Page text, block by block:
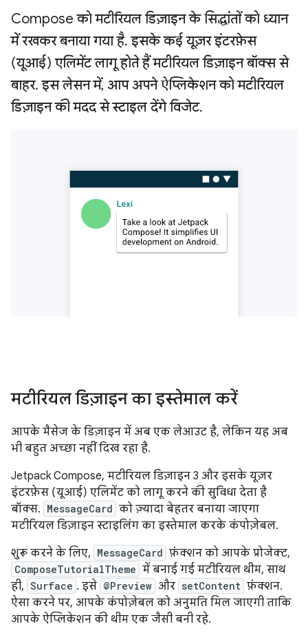
Compose को मटीरियल डिज़ाइन के सिद्धांतों को ध्यान
में रखकर बनाया गया है. इसके कई यूज़र इंटरफ़ेस
(यूआई) एलिमेंट लागू होते हैं मटीरियल डिज़ाइन बॉक्स से
बाहर. इस लेसन में, आप अपने ऐप्लिकेशन को मटीरियल
डिज़ाइन की मदद से स्टाइल देंगे विजेट.
मटीरियल डिज़ाइन का इस्तेमाल करें
आपके मैसेज के डिज़ाइन में अब एक लेआउट है, लेकिन यह अब
भी बहुत अच्छा नहीं दिख रहा है.
Jetpack Compose, मटीरियल डिज़ाइन 3 और इसके यूज़र
इंटरफ़ेस (यूआई) एलिमेंट को लागू करने की सुविधा देता है
बॉक्स. MessageCard को ज़्यादा बेहतर बनाया जाएगा
मटीरियल डिज़ाइन स्टाइलिंग का इस्तेमाल करके कंपोज़ेबल.
शुरू करने के लिए, MessageCard फ़ंक्शन को आपके प्रोजेक्ट,
ComposeTutorialTheme में बनाई गई मटीरियल थीम, साथ
ही, Surface . इसे @Preview और setContent फ़ंक्शन.
ऐसा करने पर, आपके कंपोज़ेबल को अनुमति मिल जाएगी ताकि
आपके ऐप्लिकेशन की थीम एक जैसी बनी रहे.